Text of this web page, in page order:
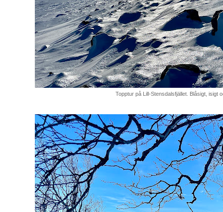
Topptur på Lill-Stensdalsfjället. Blåsigt, isigt